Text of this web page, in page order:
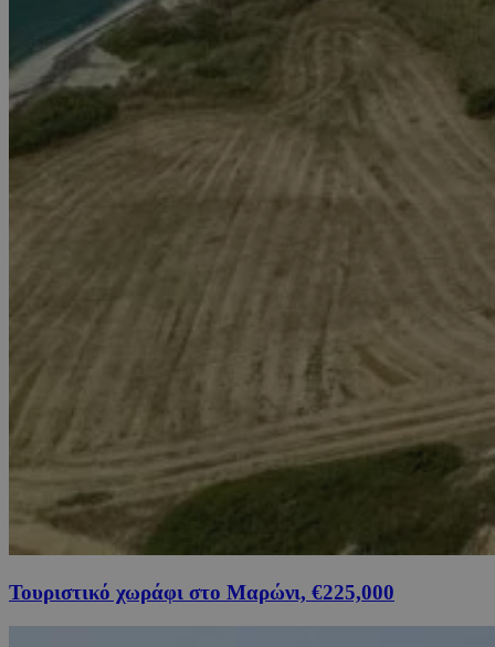
Τουριστικό χωράφι στο Μαρώνι, €225,000